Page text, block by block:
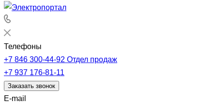
Телефоны
+7 846 300-44-92 Отдел продаж
+7 937 176-81-11
Заказать звонок
E-mail